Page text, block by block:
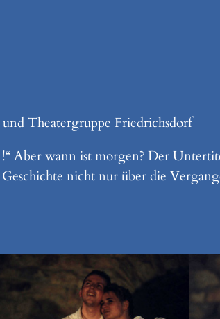
Theatergruppe Friedrichsdorf
wann ist morgen? Der
nicht nur über die